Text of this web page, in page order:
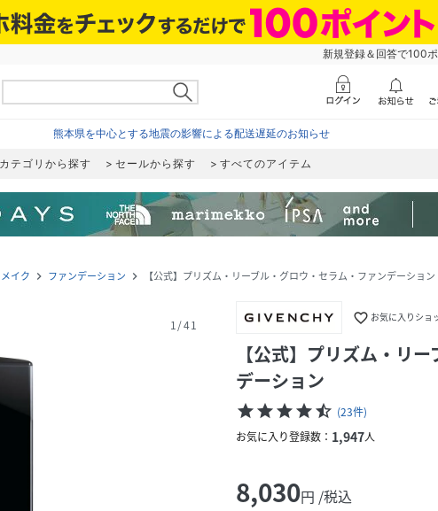
新規登録＆回答で100
熊本県を中心とする地震の影響による配送遅延のお知らせ
カテゴリから探す セールから探す すべてのアイテム
イク navigate_next ファンデーション navigate_next 【公式】プリズム・リーブル・グロウ・セラム・ファンデーション
1/41 favorite_border お気に入りショ
【公式】プリズム・リ
デーション
starstarstarstarstar_half (23件)
お気に入り登録数： 1,947人
8,030円 /税込